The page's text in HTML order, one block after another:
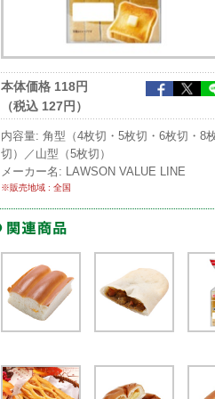
本体価格 118円
（税込 127円）
内容量: 角型（4枚切・5枚切・6枚切・8
切）／山型（5枚切）
メーカー名: LAWSON VALUE LINE
※販売地域 : 全国